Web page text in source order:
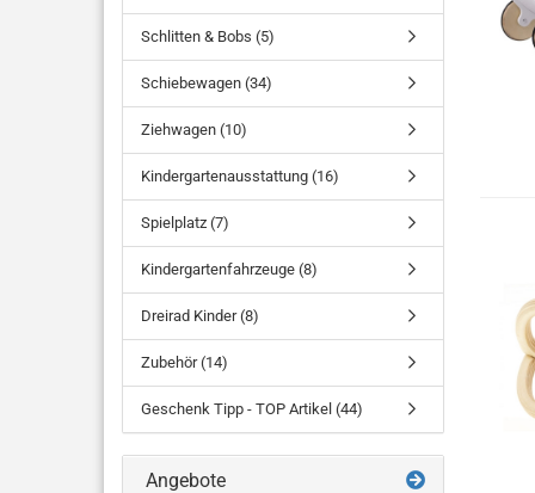
Schlitten & Bobs (5)
Schiebewagen (34)
Ziehwagen (10)
Kindergartenausstattung (16)
Spielplatz (7)
Kindergartenfahrzeuge (8)
Dreirad Kinder (8)
Zubehör (14)
Geschenk Tipp - TOP Artikel (44)
Angebote